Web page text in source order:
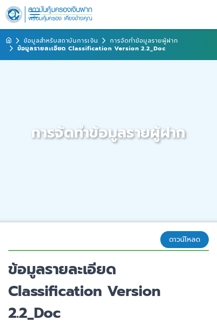
ข้อมูลสำหรับสถาบันการเงิน
การจัดทำข้อมูลรายผู้ฝาก
ข้อมูลรายละเอียด Classification Version 2.2_Doc
การจัดทำข้อมูลรายผู้ฝาก
ดาวน์โหลด
ข้อมูลรายละเอียด
Classification Version
2.2_Doc